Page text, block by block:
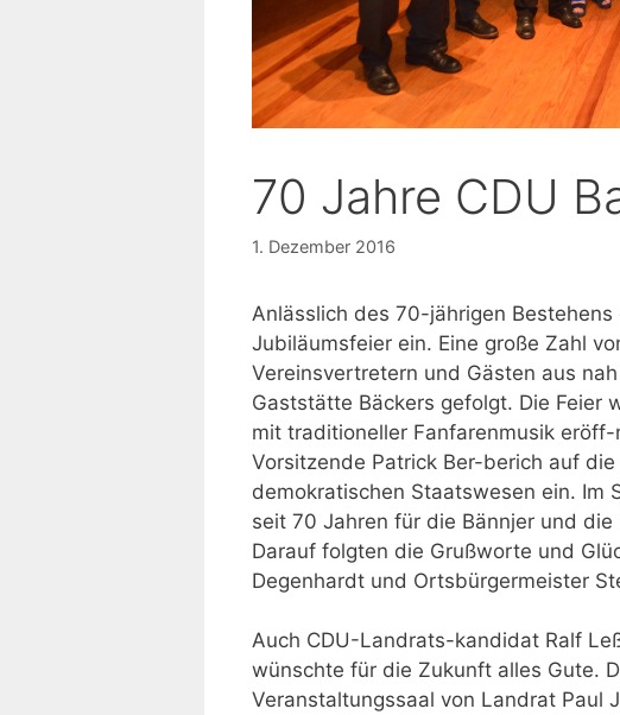
70 Jahre CDU
1. Dezember 2016
Anlässlich des 70-jährigen
Jubiläumsfeier ein. Eine große Zahl
Vereinsvertretern und Gästen aus
Gaststätte Bäckers gefolgt. Die Feier
mit traditioneller Fanfarenmusik
Vorsitzende Patrick Ber-berich auf
demokratischen Staatswesen ein. Im
seit 70 Jahren für die Bännjer und
Darauf folgten die Grußworte und
Degenhardt und Ortsbürgermeister
Auch CDU-Landrats-kandidat Ralf
wünschte für die Zukunft alles Gute.
Veranstaltungssaal von Landrat Paul